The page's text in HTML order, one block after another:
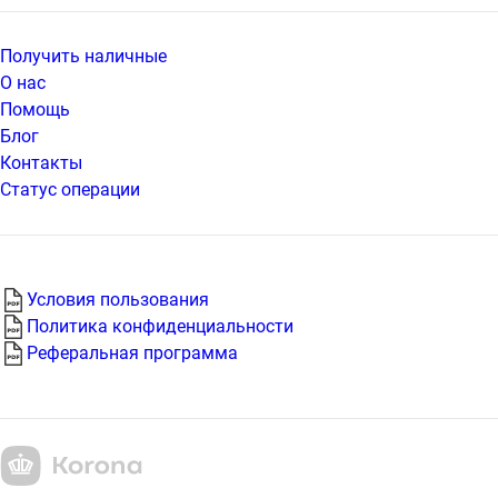
Получить наличные
О нас
Помощь
Блог
Контакты
Статус операции
Условия пользования
Политика конфиденциальности
Реферальная программа